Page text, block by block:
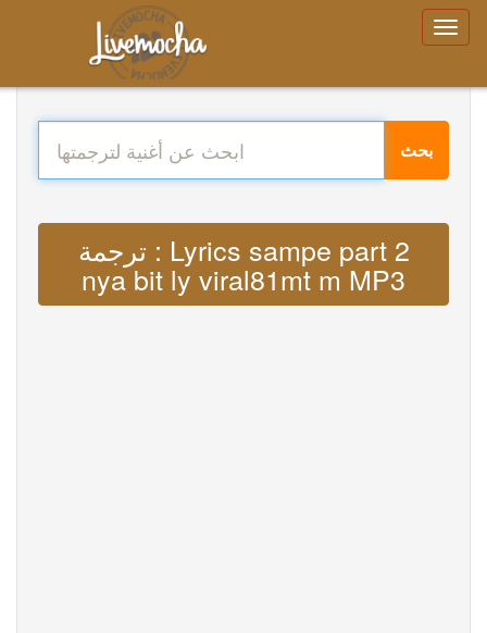
بحث
ترجمة : Lyrics sampe part 2
nya bit ly viral81mt m MP3